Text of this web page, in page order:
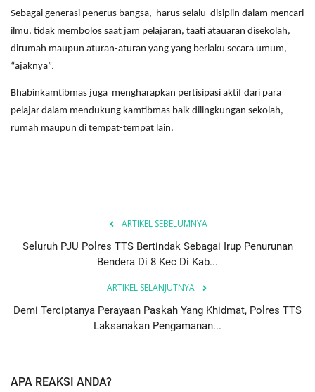
Sebagai generasi penerus bangsa, harus selalu disiplin dalam mencari
ilmu, tidak membolos saat jam pelajaran, taati atauaran disekolah,
dirumah maupun aturan-aturan yang yang berlaku secara umum,
“ajaknya”.
Bhabinkamtibmas juga mengharapkan pertisipasi aktif dari para
pelajar dalam mendukung kamtibmas baik dilingkungan sekolah,
rumah maupun di tempat-tempat lain.
ARTIKEL SEBELUMNYA
Seluruh PJU Polres TTS Bertindak Sebagai Irup Penurunan
Bendera Di 8 Kec Di Kab...
ARTIKEL SELANJUTNYA
Demi Terciptanya Perayaan Paskah Yang Khidmat, Polres TTS
Laksanakan Pengamanan...
APA REAKSI ANDA?